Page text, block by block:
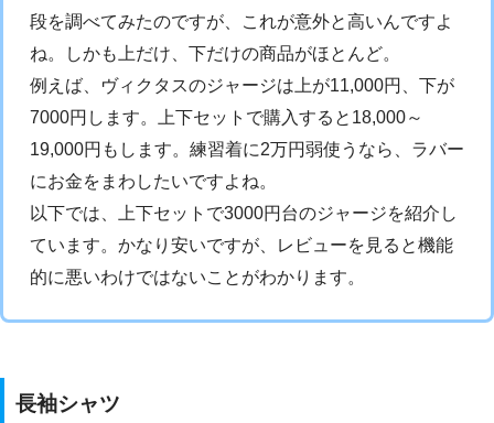
段を調べてみたのですが、これが意外と高いんですよ
ね。しかも上だけ、下だけの商品がほとんど。
例えば、ヴィクタスのジャージは上が11,000円、下が
7000円します。上下セットで購入すると18,000～
19,000円もします。練習着に2万円弱使うなら、ラバー
にお金をまわしたいですよね。
以下では、上下セットで3000円台のジャージを紹介し
ています。かなり安いですが、レビューを見ると機能
的に悪いわけではないことがわかります。
長袖シャツ